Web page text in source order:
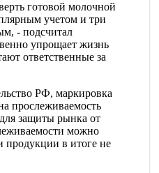
готовой молочной
учетом и три
- подсчитал
упрощает жизнь
ответственные за
РФ, маркировка
прослеживаемость
защиты рынка от
можно
продукции в итоге не